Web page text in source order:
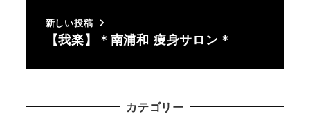
新しい投稿
【我楽】＊南浦和 痩身サロン＊
カテゴリー